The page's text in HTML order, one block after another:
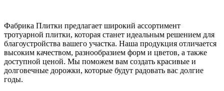
Фабрика Плитки предлагает широкий ассортимент
тротуарной плитки, которая станет идеальным решением для
благоустройства вашего участка. Наша продукция отличается
высоким качеством, разнообразием форм и цветов, а также
доступной ценой. Мы поможем вам создать красивые и
долговечные дорожки, которые будут радовать вас долгие
годы.